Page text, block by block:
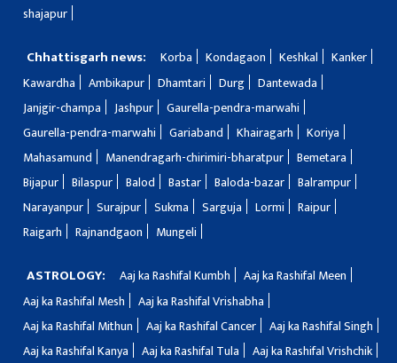
shajapur
Chhattisgarh news: Korba Kondagaon Keshkal
Kanker
Kawardha
Ambikapur Dhamtari Durg
Dantewada
Janjgir-champa
Jashpur
Gaurella-pendra-marwahi
Gaurella-pendra-marwahi
Gariaband Khairagarh
Koriya
Mahasamund
Manendragarh-chirimiri-bharatpur
Bemetara
Bijapur
Bilaspur Balod Bastar Baloda-bazar
Balrampur
Narayanpur
Surajpur Sukma Sarguja Lormi
Raipur
Raigarh
Rajnandgaon Mungeli
ASTROLOGY: Aaj ka Rashifal Kumbh
Aaj ka Rashifal Meen
Aaj ka Rashifal Mesh
Aaj ka Rashifal Vrishabha
Aaj ka Rashifal Mithun
Aaj ka Rashifal Cancer
Aaj ka Rashifal Singh
Aaj ka Rashifal Kanya
Aaj ka Rashifal Tula
Aaj ka Rashifal Vrishchik